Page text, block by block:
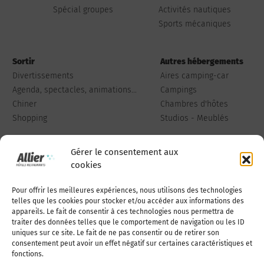
Gérer le consentement aux
cookies
Pour offrir les meilleures expériences, nous utilisons des technologies
telles que les cookies pour stocker et/ou accéder aux informations des
appareils. Le fait de consentir à ces technologies nous permettra de
traiter des données telles que le comportement de navigation ou les ID
uniques sur ce site. Le fait de ne pas consentir ou de retirer son
consentement peut avoir un effet négatif sur certaines caractéristiques et
fonctions.
Spécial groupes
Activités nautiques
Sports mécaniques
Sortir
Divertissements
Agenda, spectacles, animations...
Chiner
Shopping
Autres hébergements
Aires camping-car
Campings
Chambres d'hôtes
Studios - Meublés
Qui sommes-nous Publiez votre annonce
Adhérer à l’association Nous contacter